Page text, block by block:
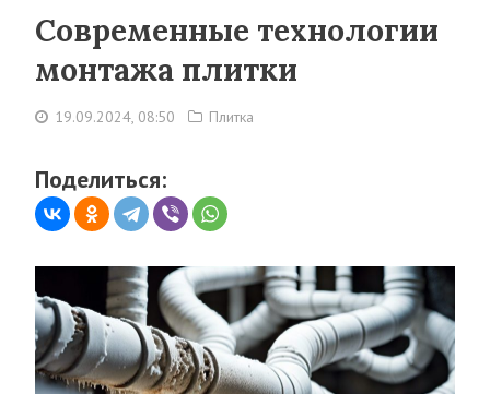
Современные технологии
монтажа плитки
19.09.2024, 08:50 Плитка
Поделиться: